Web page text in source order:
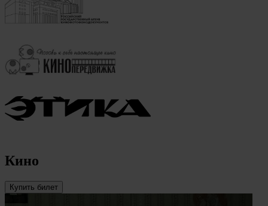
Кино
Купить билет